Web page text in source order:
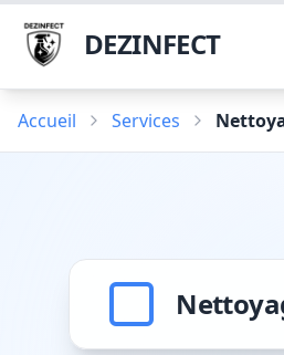
DEZINFECT
Accueil Services